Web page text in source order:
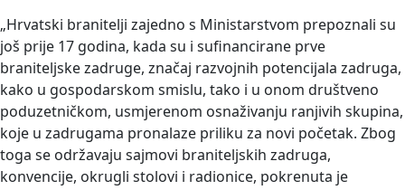
„Hrvatski branitelji zajedno s Ministarstvom prepoznali su
još prije 17 godina, kada su i sufinancirane prve
braniteljske zadruge, značaj razvojnih potencijala zadruga,
kako u gospodarskom smislu, tako i u onom društveno
poduzetničkom, usmjerenom osnaživanju ranjivih skupina,
koje u zadrugama pronalaze priliku za novi početak. Zbog
toga se održavaju sajmovi braniteljskih zadruga,
konvencije, okrugli stolovi i radionice, pokrenuta je